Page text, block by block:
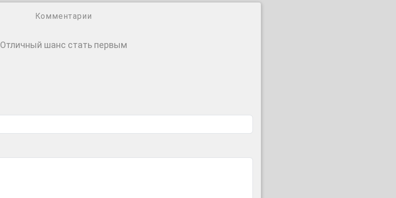
Комментарии
Отличный шанс стать первым